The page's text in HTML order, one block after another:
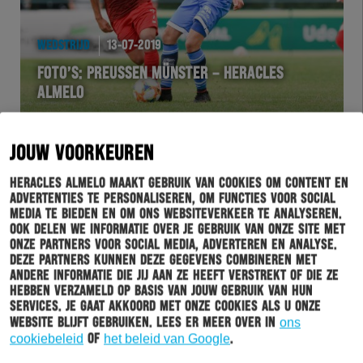
JOUW VOORKEUREN
Heracles Almelo maakt gebruik van cookies om content en
advertenties te personaliseren, om functies voor social
media te bieden en om ons websiteverkeer te analyseren.
Ook delen we informatie over je gebruik van onze site met
onze partners voor social media, adverteren en analyse.
Deze partners kunnen deze gegevens combineren met
andere informatie die jij aan ze heeft verstrekt of die ze
hebben verzameld op basis van jouw gebruik van hun
services. Je gaat akkoord met onze cookies als u onze
website blijft gebruiken. Lees er meer over in ons
cookiebeleid of het beleid van Google.
WEDSTRIJD 13-07-2019
FOTO’S: PREUSSEN MÜNSTER – HERACLES
ALMELO
WEDSTRIJD 13-07-2019
HERACLES ALMELO IN TWEEDE HELFT LANGS